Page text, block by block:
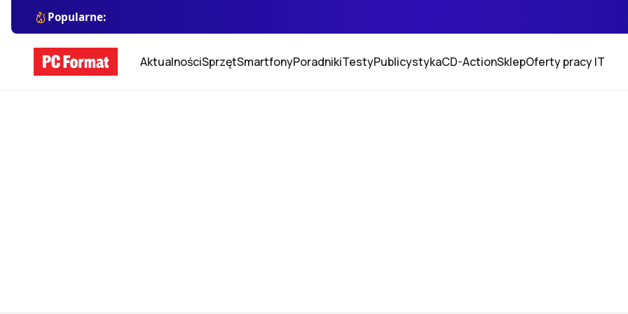
Popularne:
AktualnościSprzętSmartfonyPoradnikiTestyPublicystykaCD-ActionSklepOferty pracy IT